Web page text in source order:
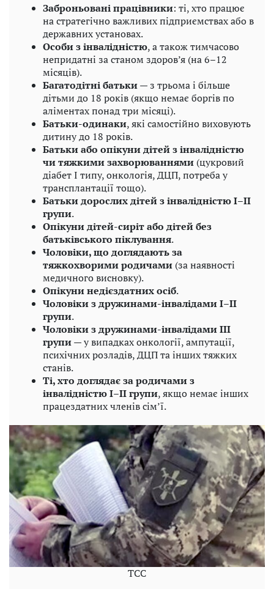
Заброньовані працівники: ті, хто працює
на стратегічно важливих підприємствах або в
державних установах.
Особи з інвалідністю, а також тимчасово
непридатні за станом здоров’я (на 6–12
місяців).
Багатодітні батьки— з трьома і більше
дітьми до 18 років (якщо немає боргів по
аліментах понад три місяці).
Батьки-одинаки, які самостійно виховують
дитину до 18 років.
Батьки або опікуни дітей з інвалідністю
чи тяжкими захворюваннями (цукровий
діабет I типу, онкологія, ДЦП, потреба у
трансплантації тощо).
Батьки дорослих дітей з інвалідністю I–II
групи.
Опікуни дітей-сиріт або дітей без
батьківського піклування.
Чоловіки, що доглядають за
тяжкохворими родичами (за наявності
медичного висновку).
Опікуни недієздатних осіб.
Чоловіки з дружинами-інвалідами I–II
групи.
Чоловіки з дружинами-інвалідами III
групи— у випадках онкології, ампутації,
психічних розладів, ДЦП та інших тяжких
станів.
Ті, хто доглядає за родичами з
інвалідністю I–II групи, якщо немає інших
працездатних членів сім’ї.
ТСС